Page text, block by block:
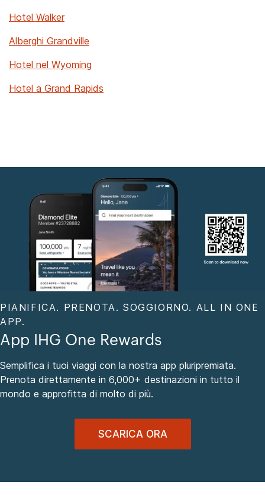
Hotel Walker
Alberghi Grandville
Hotel nel Wyoming
Hotel a Grand Rapids
PIANIFICA. PRENOTA. SOGGIORNO. ALL IN ONE
APP.
App IHG One Rewards
Semplifica i tuoi viaggi con la nostra app pluripremiata.
Prenota direttamente in 6,000+ destinazioni in tutto il
mondo e approfitta di molto di più.
SCARICA ORA